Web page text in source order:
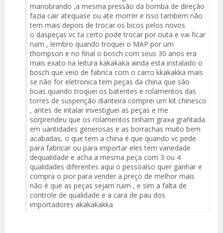
manobrando ,a mesma pressão da bomba de direção
fazia cair atequase ou ate morrer e isso tambem não
tem mais depois de trocar os bicos pelos novos
o daspeças vc ta certo pode trocar por outa e vai ficar
ruim , lembro quando troquei o MAP por um
thompson e no final o bosch com seus 30 anos era
mais exato na leitura kakakaka ainda esta instalado o
bosch que veio de fabrica com o carro kkakakka mais
se não for eletronica tem peças da china que são
boas quando troquei os batentes e rolamentos das
torres de suspenção dianteira comprei um kit chinesco
, antes de intalar investiguei as peças e me
sorprendeu que os rolamentos tinham graxa grafitada
em uantidades generosas e as borrachas muito bem
acabadas, o que tem a china é que quando vc pede
para fabricar ou para importar eles tem variedade
dequalidade e acha a mesma peça com 3 ou 4
qualidades diferentes aqui o pessoalso quer ganhar e
compra o pior para vender a preço de melhor mais
não é que as peças sejam ruim , e sim a falta de
controle de qualidade e a cara de pau dos
importadores akakakakka